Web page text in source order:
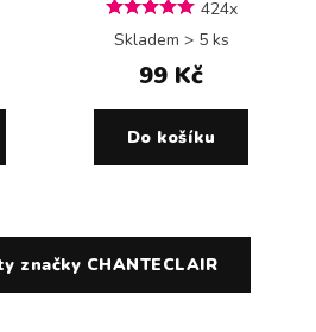
424x
Skladem > 5 ks
99 Kč
Do košíku
značky CHANTECLAIR